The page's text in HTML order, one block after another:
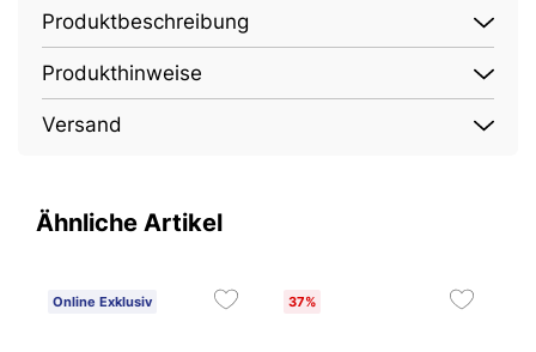
Produktbeschreibung
Produkthinweise
Versand
Ähnliche Artikel
Online Exklusiv 37%